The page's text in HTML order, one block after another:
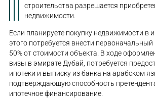
строительства разрешается
недвижимости.
Если планируете покупку недвижимости в
этого потребуется внести первоначальный
50% от стоимости объекта. В ходе
визы в эмирате Дубай, потребуется
ипотеки и выписку из банка на арабском
подтверждающую способность
ипотечное финансирование.